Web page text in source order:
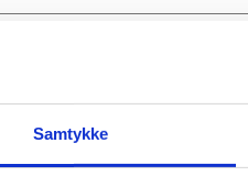
Samtykke
indsigt i
Udbyder